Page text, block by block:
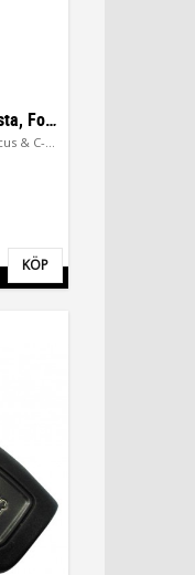
Ford nyckelskal bilnykel för Fiesta, Focus & C-Max
Ford nyckelskal bilnykel för Fiesta, Focus & C-Max
Lägg till i favoriter
KÖP